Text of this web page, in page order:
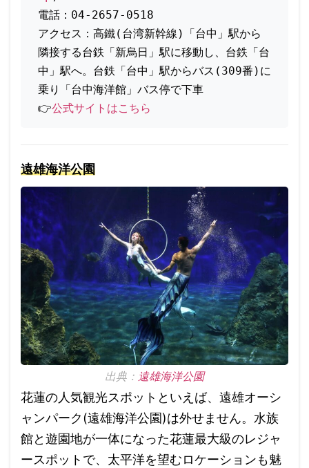
電話：04-2657-0518
アクセス：高鐵(台湾新幹線)「台中」駅から
隣接する台鉄「新烏日」駅に移動し、台鉄「台
中」駅へ。台鉄「台中」駅からバス(309番)に
乗り「台中海洋館」バス停で下車
👉公式サイトはこちら
遠雄海洋公園
出典： 遠雄海洋公園
花蓮の人気観光スポットといえば、遠雄オーシ
ャンパーク(遠雄海洋公園)は外せません。水族
館と遊園地が一体になった花蓮最大級のレジャ
ースポットで、太平洋を望むロケーションも魅